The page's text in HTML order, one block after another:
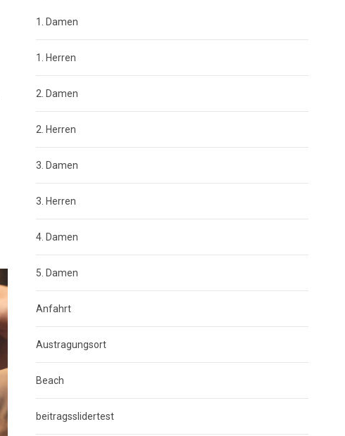
1. Damen
1. Herren
2. Damen
2. Herren
3. Damen
3. Herren
4. Damen
5. Damen
Anfahrt
Austragungsort
Beach
beitragsslidertest